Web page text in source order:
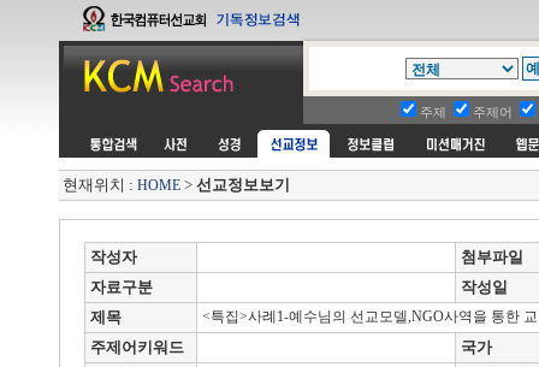
주제 주제어
현재위치 : HOME > 선교정보보기
작성자
첨부파일
자료구분
작성일
제목
<특집>사례1-예수님의 선교모델,NGO사역을 통한
주제어키워드
국가